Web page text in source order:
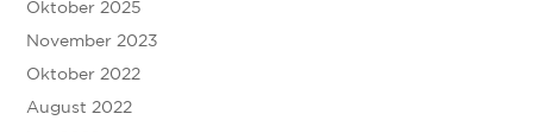
Oktober 2025
November 2023
Oktober 2022
August 2022